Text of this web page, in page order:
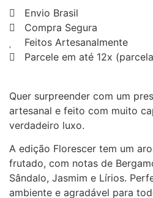
Envio Brasil
Compra Segura
Feitos Artesanalmente
Parcele em até 12x
Quer surpreender com um
artesanal e feito com muito
verdadeiro luxo.
A edição Florescer tem um
frutado, com notas de
Sândalo, Jasmim e Lírios.
ambiente e agradável para